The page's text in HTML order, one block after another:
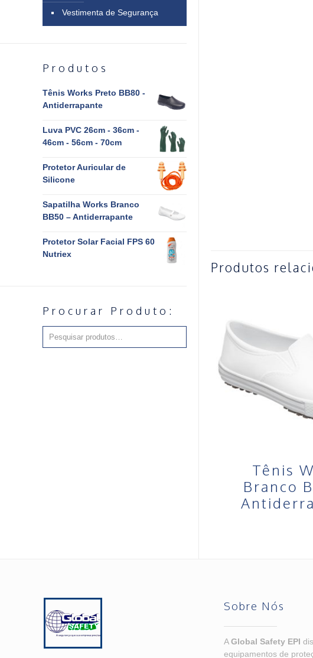
Produtos
Tênis
Branco
Vestimenta de Segurança
Produtos
Tênis Works Preto BB80 -
Antiderrapante
Luva PVC 26cm - 36cm -
46cm - 56cm - 70cm
Protetor Auricular de
Silicone
Sapatilha Works Branco
BB50 – Antiderrapante
Protetor Solar Facial FPS 60
Nutriex
Procurar Produto:
Sobre Nós
AGlobal Safety EPI
equipamentos de